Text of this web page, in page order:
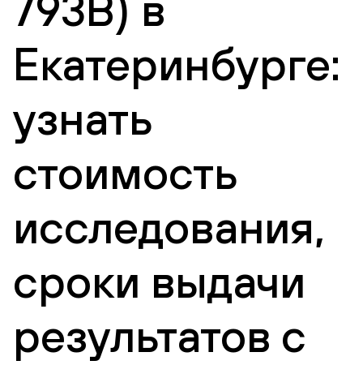
Екатеринбурге:
узнать
стоимость
исследования,
сроки выдачи
результатов с